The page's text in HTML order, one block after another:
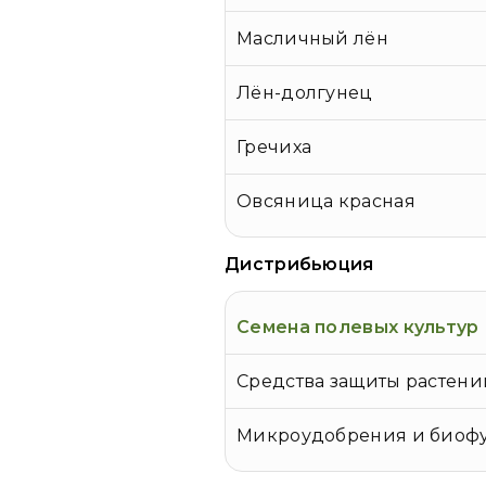
Масличный лён
Лён-долгунец
Гречиха
Овсяница красная
Дистрибьюция
Семена полевых культур
Средства защиты
Микроудобрения и